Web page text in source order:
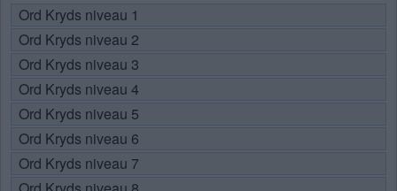
Ord Kryds niveau 1
Ord Kryds niveau 2
Ord Kryds niveau 3
Ord Kryds niveau 4
Ord Kryds niveau 5
Ord Kryds niveau 6
Ord Kryds niveau 7